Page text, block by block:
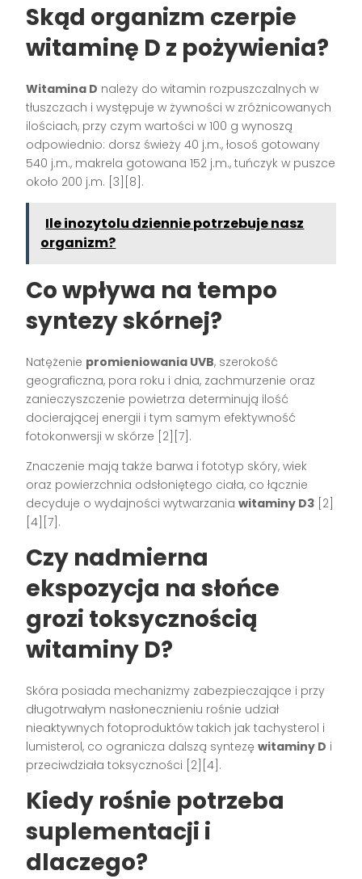
Skąd organizm czerpie
witaminę D z pożywienia?
Witamina D należy do witamin rozpuszczalnych w
tłuszczach i występuje w żywności w zróżnicowanych
ilościach, przy czym wartości w 100 g wynoszą
odpowiednio: dorsz świeży 40 j.m., łosoś gotowany
540 j.m., makrela gotowana 152 j.m., tuńczyk w puszce
około 200 j.m. [3][8].
Ile inozytolu dziennie potrzebuje nasz
organizm?
Co wpływa na tempo
syntezy skórnej?
Natężenie promieniowania UVB, szerokość
geograficzna, pora roku i dnia, zachmurzenie oraz
zanieczyszczenie powietrza determinują ilość
docierającej energii i tym samym efektywność
fotokonwersji w skórze [2][7].
Znaczenie mają także barwa i fototyp skóry, wiek
oraz powierzchnia odsłoniętego ciała, co łącznie
decyduje o wydajności wytwarzaniawitaminy D3 [2]
[4][7].
Czy nadmierna
ekspozycja na słońce
grozi toksycznością
witaminy D?
Skóra posiada mechanizmy zabezpieczające i przy
długotrwałym nasłonecznieniu rośnie udział
nieaktywnych fotoproduktów takich jak tachysterol i
lumisterol, co ogranicza dalszą syntezęwitaminy D i
przeciwdziała toksyczności [2][4].
Kiedy rośnie potrzeba
suplementacji i
dlaczego?